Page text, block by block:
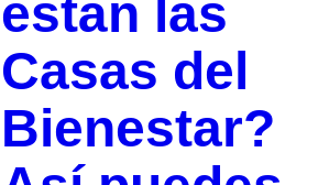
están las
Casas del
Bienestar?